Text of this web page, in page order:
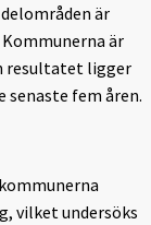
är
är
resultatet ligger
fem åren.
vilket undersöks